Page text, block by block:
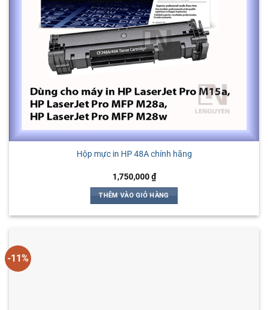
Hộp mực in HP 48A chính hãng
1,750,000₫
THÊM VÀO GIỎ HÀNG
-11%